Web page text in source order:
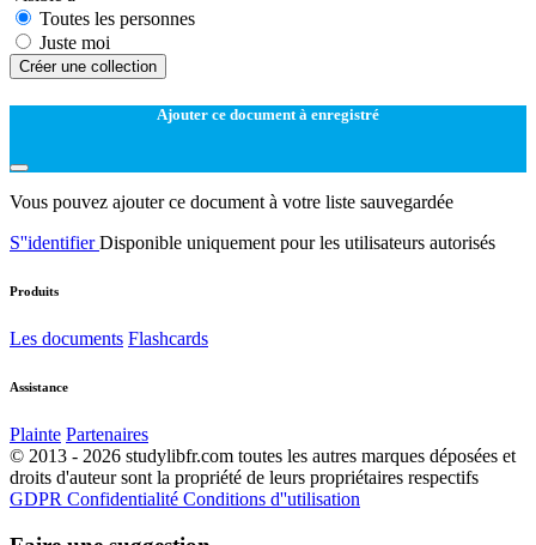
Toutes les personnes
Juste moi
Créer une collection
Ajouter ce document à enregistré
Vous pouvez ajouter ce document à votre liste sauvegardée
S''identifierDisponible uniquement pour les utilisateurs autorisés
Produits
Les documents Flashcards
Assistance
Plainte Partenaires
© 2013 - 2026 studylibfr.com toutes les autres marques déposées et
droits d'auteur sont la propriété de leurs propriétaires respectifs
GDPR Confidentialité Conditions d''utilisation